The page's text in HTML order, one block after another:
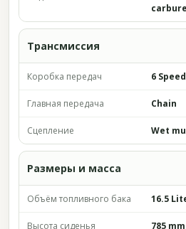
Трансмиссия
Коробка передач 6 Speed
Главная передача Chain
Сцепление Wet
Размеры и масса
Объём топливного бака 16.5
Высота сиденья 785